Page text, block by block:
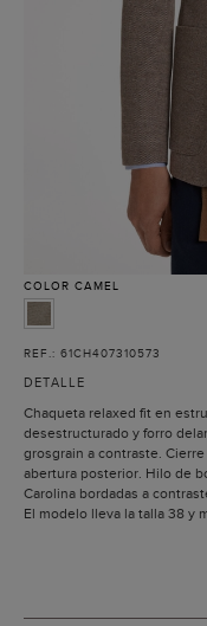
COLOR CAMEL
REF.: 61CH407310573
DETALLE
Chaqueta relaxed fit en
desestructurado y forro
grosgrain a contraste.
abertura posterior. Hilo de
Carolina bordadas a
El modelo lleva la talla 38 y